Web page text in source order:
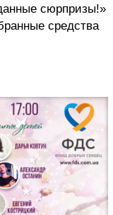
сюрпризы!»
средства